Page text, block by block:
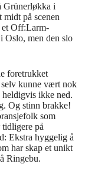
Grünerløkka i
på scenen
et Off:Larm-
Oslo, men den slo
foretrukket
selv kunne vært nok
heldigvis ikke ned.
Og stinn brakke!
som
på
Ekstra hyggelig å
har skap et unikt
Ringebu.